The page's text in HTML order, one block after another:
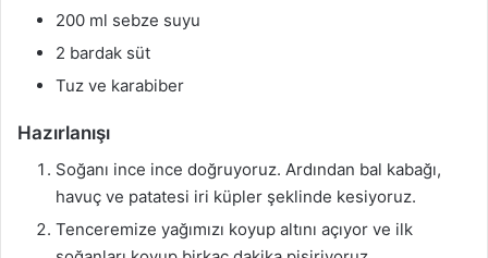
200 ml sebze suyu
2 bardak süt
Tuz ve karabiber
Hazırlanışı
Soğanı ince ince doğruyoruz. Ardından bal kabağı,
havuç ve patatesi iri küpler şeklinde kesiyoruz.
Tenceremize yağımızı koyup altını açıyor ve ilk